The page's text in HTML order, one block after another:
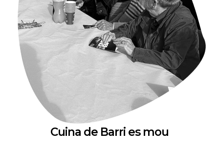
Cuina de Barri es mou